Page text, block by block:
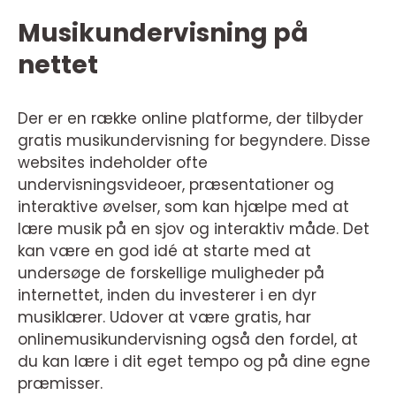
Musikundervisning på
nettet
Der er en række online platforme, der tilbyder
gratis musikundervisning for begyndere. Disse
websites indeholder ofte
undervisningsvideoer, præsentationer og
interaktive øvelser, som kan hjælpe med at
lære musik på en sjov og interaktiv måde. Det
kan være en god idé at starte med at
undersøge de forskellige muligheder på
internettet, inden du investerer i en dyr
musiklærer. Udover at være gratis, har
onlinemusikundervisning også den fordel, at
du kan lære i dit eget tempo og på dine egne
præmisser.